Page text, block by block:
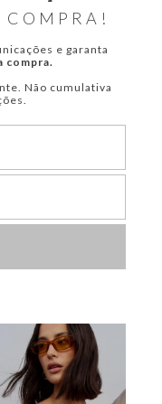
COMPRA!
e garanta
compra.
Não cumulativa